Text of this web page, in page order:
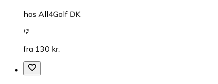
hos All4Golf DK
fra 130 kr.